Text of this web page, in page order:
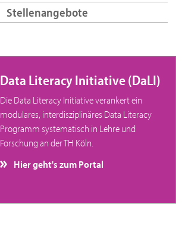
Stellenangebote
Data Literacy Initiative (DaLI)
Die Data Literacy Initiative verankert ein
modulares, interdisziplinäres Data Literacy
Programm systematisch in Lehre und
Forschung an der TH Köln.
Hier geht's zum Portal